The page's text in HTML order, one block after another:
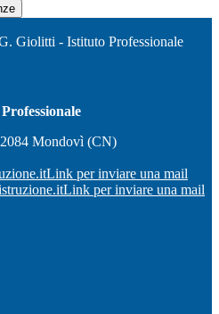
Giolitti - Istituto Professionale
Mondovì (CN)
Link per inviare una mail
Link per inviare una mail